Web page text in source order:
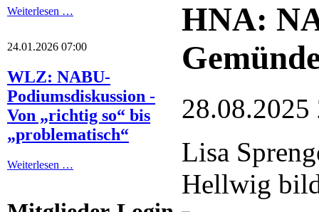
Weiterlesen …
24.01.2026 07:00
WLZ: NABU-
Podiumsdiskussion -
Von „richtig so“ bis
„problematisch“
Weiterlesen …
HNA:
28.08.2025
Lisa
Hellwig